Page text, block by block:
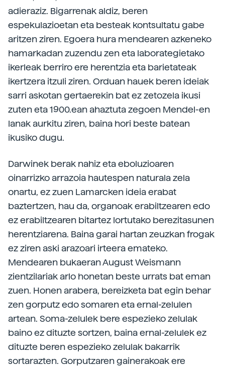
adieraziz. Bigarrenak aldiz, beren
espekulazioetan eta besteak kontsultatu gabe
aritzen ziren. Egoera hura mendearen azkeneko
hamarkadan zuzendu zen eta laborategietako
ikerleak berriro ere herentzia eta barietateak
ikertzera itzuli ziren. Orduan hauek beren ideiak
sarri askotan gertaerekin bat ez zetozela ikusi
zuten eta 1900.ean ahaztuta zegoen Mendel-en
lanak aurkitu ziren, baina hori beste batean
ikusiko dugu.
Darwinek berak nahiz eta eboluzioaren
oinarrizko arrazoia hautespen naturala zela
onartu, ez zuen Lamarcken ideia erabat
baztertzen, hau da, organoak erabiltzearen edo
ez erabiltzearen bitartez lortutako berezitasunen
herentziarena. Baina garai hartan zeuzkan frogak
ez ziren aski arazoari irteera emateko.
Mendearen bukaeran August Weismann
zientzilariak arlo honetan beste urrats bat eman
zuen. Honen arabera, bereizketa bat egin behar
zen gorputz edo somaren eta ernal-zelulen
artean. Soma-zelulek bere espezieko zelulak
baino ez dituzte sortzen, baina ernal-zelulek ez
dituzte beren espezieko zelulak bakarrik
sortarazten. Gorputzaren gainerakoak ere